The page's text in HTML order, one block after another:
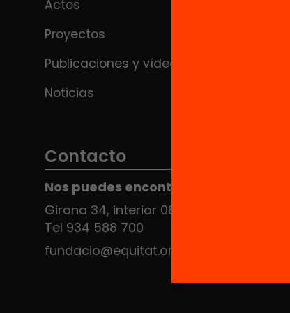
Actos
Proyectos
Publicaciones y vídeos
Noticias
Contacto
Nos puedes encontrar en el HUB Social
Girona 34, interior 08010 Barcelona
Tel 934 588 700
fundacio@equitat.org